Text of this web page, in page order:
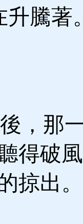
升騰著
，那
得破
掠出。